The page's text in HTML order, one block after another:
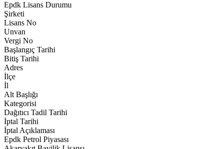
Epdk Lisans Durumu
Şirketi
Lisans No
Unvan
Vergi No
Başlangıç Tarihi
Bitiş Tarihi
Adres
İlçe
İl
Alt Başlığı
Kategorisi
Dağıtıcı Tadil Tarihi
İptal Tarihi
İptal Açıklaması
Epdk Petrol Piyasası